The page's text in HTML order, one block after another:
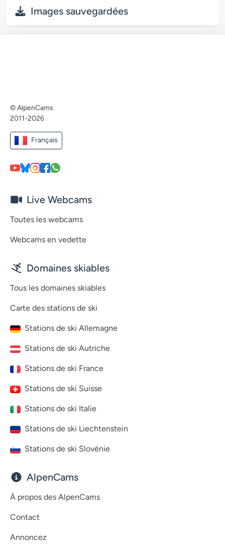
Images sauvegardées
© AlpenCams
2011-2026
Français
Live Webcams
Toutes les webcams
Webcams en vedette
Domaines skiables
Tous les domaines skiables
Carte des stations de ski
Stations de ski Allemagne
Stations de ski Autriche
Stations de ski France
Stations de ski Suisse
Stations de ski Italie
Stations de ski Liechtenstein
Stations de ski Slovénie
AlpenCams
À propos des AlpenCams
Contact
Annoncez